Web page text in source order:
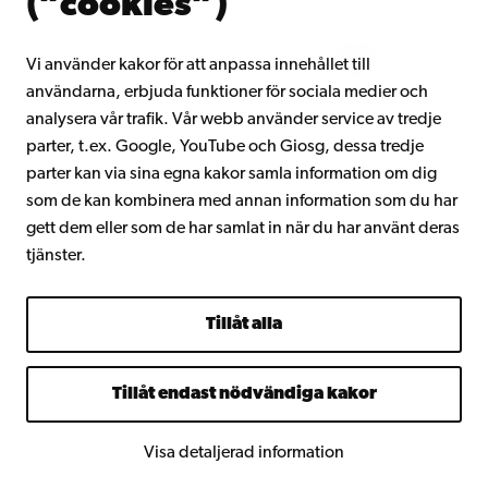
Vi använder kakor för att anpassa innehållet till
användarna, erbjuda funktioner för sociala medier och
analysera vår trafik. Vår webb använder service av tredje
parter, t.ex. Google, YouTube och Giosg, dessa tredje
parter kan via sina egna kakor samla information om dig
som de kan kombinera med annan information som du har
gett dem eller som de har samlat in när du har använt deras
tjänster.
Tillåt alla
Tillåt endast nödvändiga kakor
Visa detaljerad information
Intranätet
Facebook InstagramYouTube LinkedIn Blog Snapchat